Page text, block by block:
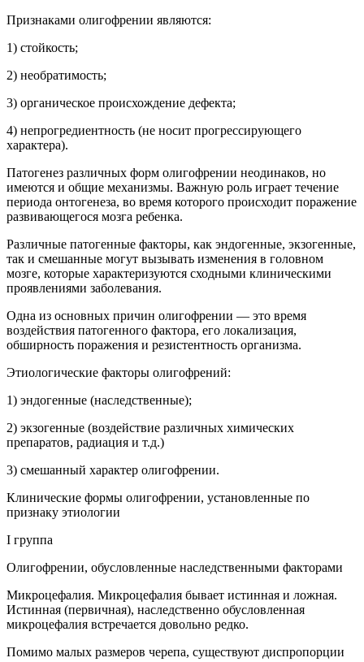
Признаками олигофрении являются:
1) стойкость;
2) необратимость;
3) органическое происхождение дефекта;
4) непрогредиентность (не носит прогрессирующего
характера).
Патогенез различных форм олигофрении неодинаков, но
имеются и общие механизмы. Важную роль играет течение
периода онтогенеза, во время которого происходит поражение
развивающегося мозга ребенка.
Различные патогенные факторы, как эндогенные, экзогенные,
так и смешанные могут вызывать изменения в головном
мозге, которые характеризуются сходными клиническими
проявлениями заболевания.
Одна из основных причин олигофрении — это время
воздействия патогенного фактора, его локализация,
обширность поражения и резистентность организма.
Этиологические факторы олигофрений:
1) эндогенные (наследственные);
2) экзогенные (воздействие различных химических
препаратов, радиация и т.д.)
3) смешанный характер олигофрении.
Клинические формы олигофрении, установленные по
признаку этиологии
I группа
Олигофрении, обусловленные наследственными факторами
Микроцефалия. Микроцефалия бывает истинная и ложная.
Истинная (первичная), наследственно обусловленная
микроцефалия встречается довольно редко.
Помимо малых размеров черепа, существуют диспропорции